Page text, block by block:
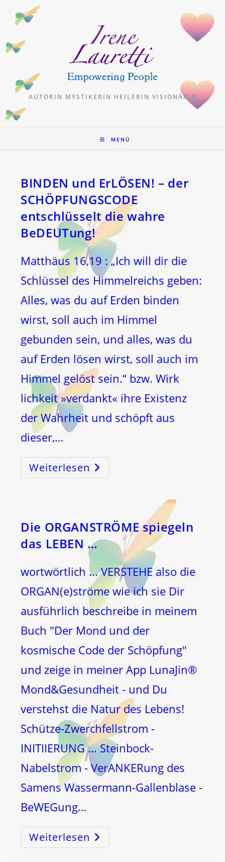
Inhalt
AUTORIN MYSTIKERIN HEILERIN VISIONÄRIN
MENÜ
BINDEN und ErLÖSEN! – der
SCHÖPFUNGSCODE
entschlüsselt die wahre
BeDEUTung!
Matthäus 16,19 : „Ich will dir die
Schlüssel des Himmelreichs geben:
Alles, was du auf Erden binden
wirst, soll auch im Himmel
gebunden sein, und alles, was du
auf Erden lösen wirst, soll auch im
Himmel gelöst sein.“ bzw. Wirk
lichkeit »verdankt« ihre Existenz
der Wahrheit und schöpft aus
dieser,…
Weiterlesen BINDEN
Und
ErLÖSEN!
SCHÖPFUNGSCODE
Wahre
BeDEUTung!
Die ORGANSTRÖME spiegeln
das LEBEN …
wortwörtlich ... VERSTEHE also die
ORGAN(e)ströme wie ich sie Dir
ausführlich beschreibe in meinem
Buch "Der Mond und der
kosmische Code der Schöpfung"
und zeige in meiner App LunaJin®
Mond&Gesundheit - und Du
verstehst die Natur des Lebens!
Schütze-Zwerchfellstrom -
INITIIERUNG ... Steinbock-
Nabelstrom - VerANKERung des
Samens Wassermann-Gallenblase -
BeWEGung…
Weiterlesen Die
ORGANSTRÖME
Spiegeln